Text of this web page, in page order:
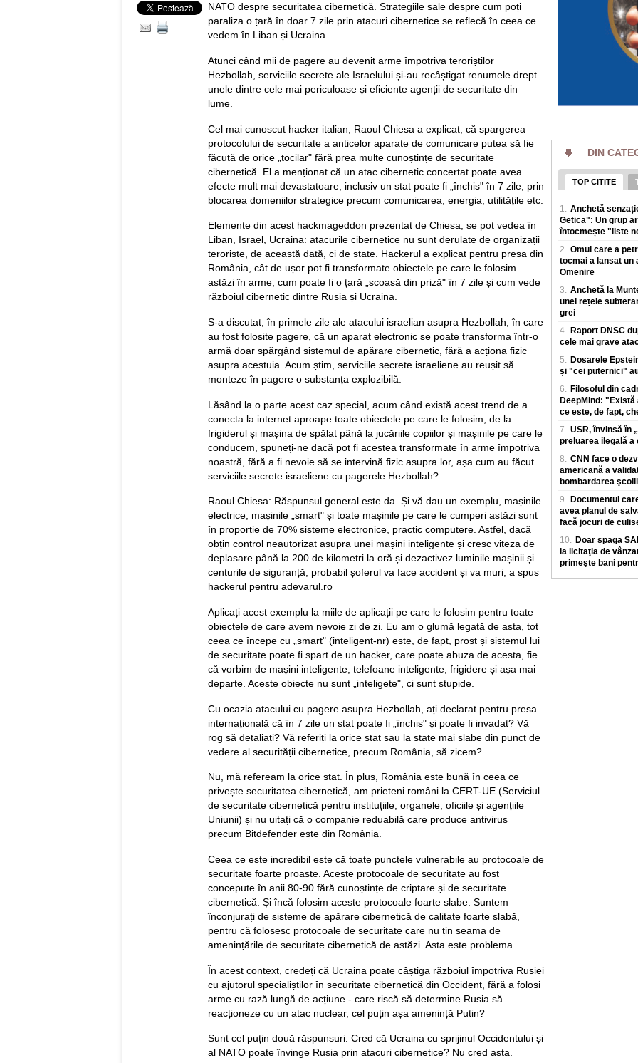
NATO despre securitatea cibernetică. Strategiile sale despre cum poți
paraliza o țară în doar 7 zile prin atacuri cibernetice se reflecă în ceea ce
vedem în Liban și Ucraina.
Atunci când mii de pagere au devenit arme împotriva teroriștilor
Hezbollah, serviciile secrete ale Israelului și-au recâștigat renumele drept
unele dintre cele mai periculoase și eficiente agenții de securitate din
lume.
Cel mai cunoscut hacker italian, Raoul Chiesa a explicat, că spargerea
protocolului de securitate a anticelor aparate de comunicare putea să fie
făcută de orice „tocilar" fără prea multe cunoștințe de securitate
cibernetică. El a menționat că un atac cibernetic concertat poate avea
efecte mult mai devastatoare, inclusiv un stat poate fi „închis" în 7 zile, prin
blocarea domeniilor strategice precum comunicarea, energia, utilitățile etc.
Elemente din acest hackmageddon prezentat de Chiesa, se pot vedea în
Liban, Israel, Ucraina: atacurile cibernetice nu sunt derulate de organizații
teroriste, de această dată, ci de state. Hackerul a explicat pentru presa din
România, cât de ușor pot fi transformate obiectele pe care le folosim
astăzi în arme, cum poate fi o țară „scoasă din priză" în 7 zile și cum vede
războiul cibernetic dintre Rusia și Ucraina.
S-a discutat, în primele zile ale atacului israelian asupra Hezbollah, în care
au fost folosite pagere, că un aparat electronic se poate transforma într-o
armă doar spărgând sistemul de apărare cibernetic, fără a acționa fizic
asupra acestuia. Acum știm, serviciile secrete israeliene au reușit să
monteze în pagere o substanța explozibilă.
Lăsând la o parte acest caz special, acum când există acest trend de a
conecta la internet aproape toate obiectele pe care le folosim, de la
frigiderul și mașina de spălat până la jucăriile copiilor și mașinile pe care le
conducem, spuneți-ne dacă pot fi acestea transformate în arme împotriva
noastră, fără a fi nevoie să se intervină fizic asupra lor, așa cum au făcut
serviciile secrete israeliene cu pagerele Hezbollah?
Raoul Chiesa: Răspunsul general este da. Și vă dau un exemplu, mașinile
electrice, mașinile „smart" și toate mașinile pe care le cumperi astăzi sunt
în proporție de 70% sisteme electronice, practic computere. Astfel, dacă
obțin control neautorizat asupra unei mașini inteligente și cresc viteza de
deplasare până la 200 de kilometri la oră și dezactivez luminile mașinii și
centurile de siguranță, probabil șoferul va face accident și va muri, a spus
hackerul pentru adevarul.ro
Aplicați acest exemplu la miile de aplicații pe care le folosim pentru toate
obiectele de care avem nevoie zi de zi. Eu am o glumă legată de asta, tot
ceea ce începe cu „smart" (inteligent-nr) este, de fapt, prost și sistemul lui
de securitate poate fi spart de un hacker, care poate abuza de acesta, fie
că vorbim de mașini inteligente, telefoane inteligente, frigidere și așa mai
departe. Aceste obiecte nu sunt „inteligete", ci sunt stupide.
Cu ocazia atacului cu pagere asupra Hezbollah, ați declarat pentru presa
internațională că în 7 zile un stat poate fi „închis" și poate fi invadat? Vă
rog să detaliați? Vă referiți la orice stat sau la state mai slabe din punct de
vedere al securității cibernetice, precum România, să zicem?
Nu, mă refeream la orice stat. În plus, România este bună în ceea ce
privește securitatea cibernetică, am prieteni români la CERT-UE (Serviciul
de securitate cibernetică pentru instituțiile, organele, oficiile și agențiile
Uniunii) și nu uitați că o companie reduabilă care produce antivirus
precum Bitdefender este din România.
Ceea ce este incredibil este că toate punctele vulnerabile au protocoale de
securitate foarte proaste. Aceste protocoale de securitate au fost
concepute în anii 80-90 fără cunoștințe de criptare și de securitate
cibernetică. Și încă folosim aceste protocoale foarte slabe. Suntem
înconjurați de sisteme de apărare cibernetică de calitate foarte slabă,
pentru că folosesc protocoale de securitate care nu țin seama de
amenințările de securitate cibernetică de astăzi. Asta este problema.
În acest context, credeți că Ucraina poate câștiga războiul împotriva Rusiei
cu ajutorul specialiștilor în securitate cibernetică din Occident, fără a folosi
arme cu rază lungă de acțiune - care riscă să determine Rusia să
reacționeze cu un atac nuclear, cel puțin așa amenință Putin?
Sunt cel puțin două răspunsuri. Cred că Ucraina cu sprijinul Occidentului și
al NATO poate învinge Rusia prin atacuri cibernetice? Nu cred asta.
Un porumbel a
în Franța. Peste
„Este extrem de
Un porumbel
incendiu de
francez
„Văduvele
înainte să fie
după aceea!
armatei pentru a
Scandal după
Motreanu: „PNL
guvernare alături
Secretarul
pune in pericol
Redresare și
Smartwatch
Funcțiile care
În ultimii ani,
simplu accesoriu
monitorizeze s
DIN
TOP CITITE
1. Anchetă
Getica": Un grup
întocmește "liste
2. Omul care a
tocmai a lansat un
Omenire
3. Anchetă la
unei rețele
grei
4. Raport DNSC
cele mai grave
5. Dosarele
și "cei puternici"
6. Filosoful din
DeepMind:
ce este, de fapt,
7. USR, învinsă în
preluarea ilegală a
8. CNN face o
americană a
bombardarea
9. Documentul
avea planul de
facă jocuri de
10. Doar șpaga
la licitaţia de
primeşte bani